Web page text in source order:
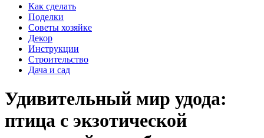
Как сделать
Поделки
Советы хозяйке
Декор
Инструкции
Строительство
Дача и сад
Удивительный мир удода:
птица с экзотической